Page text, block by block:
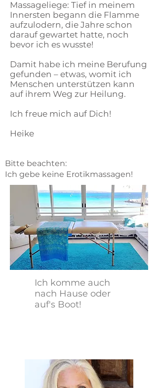
Massageliege: Tief in meinem
Innersten begann die Flamme
aufzulodern, die Jahre schon
darauf gewartet hatte, noch
bevor ich es wusste!
Damit habe ich meine Berufung
gefunden – etwas, womit ich
Menschen unterstützen kann
auf ihrem Weg zur Heilung.
Ich freue mich auf Dich!
Heike
Bitte beachten:
Ich gebe keine Erotikmassagen!
Ich komme auch
nach Hause oder
auf's Boot!